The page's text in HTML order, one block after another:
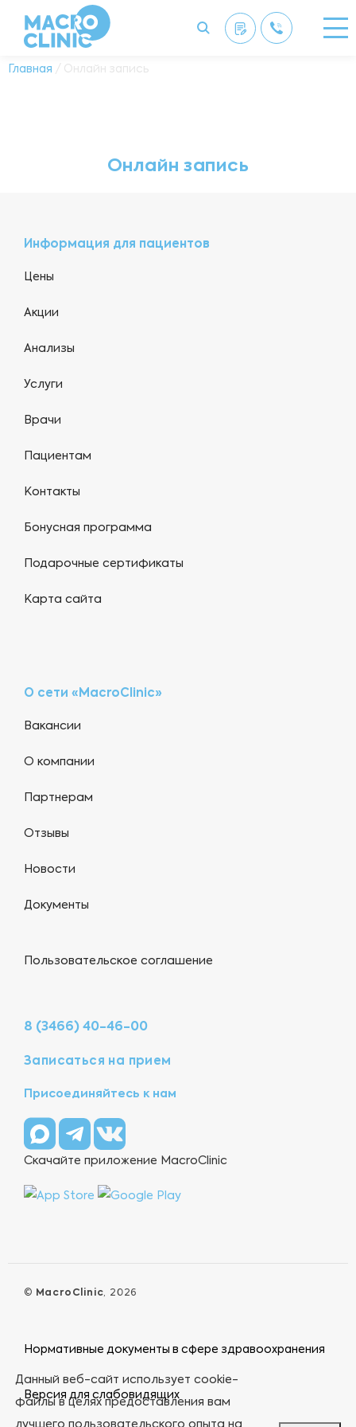
Главная / Онлайн запись
Онлайн запись
Информация для пациентов
Цены
Акции
Анализы
Услуги
Врачи
Пациентам
Контакты
Бонусная программа
Подарочные сертификаты
Карта сайта
О сети «MacroClinic»
Вакансии
О компании
Партнерам
Отзывы
Новости
Документы
Пользовательское соглашение
8 (3466) 40-46-00
Записаться на прием
Присоединяйтесь к нам
Скачайте приложение MacroClinic
© MacroClinic, 2026
Нормативные документы в сфере здравоохранения
Версия для слабовидящих
Данный веб-сайт использует cookie-
файлы в целях предоставления вам
лучшего пользовательского опыта на